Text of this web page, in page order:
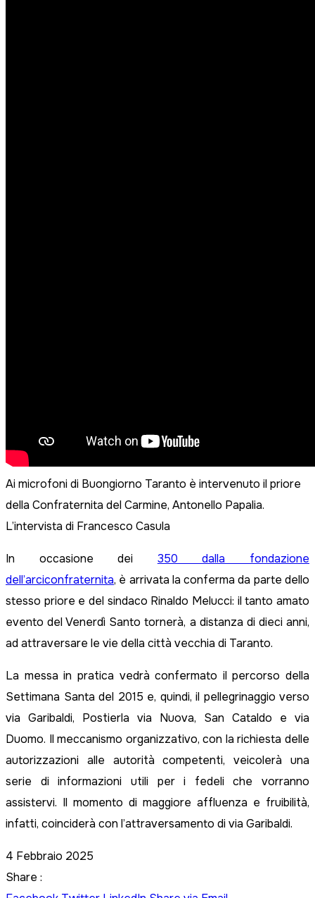
Ai microfoni di Buongiorno Taranto è intervenuto il priore
della Confraternita del Carmine, Antonello Papalia.
L’intervista di Francesco Casula
In occasione dei 350 dalla fondazione
dell’arciconfraternita, è arrivata la conferma da parte dello
stesso priore e del sindaco Rinaldo Melucci: il tanto amato
evento del Venerdì Santo tornerà, a distanza di dieci anni,
ad attraversare le vie della città vecchia di Taranto.
La messa in pratica vedrà confermato il percorso della
Settimana Santa del 2015 e, quindi, il pellegrinaggio verso
via Garibaldi, Postierla via Nuova, San Cataldo e via
Duomo. Il meccanismo organizzativo, con la richiesta delle
autorizzazioni alle autorità competenti, veicolerà una
serie di informazioni utili per i fedeli che vorranno
assistervi. Il momento di maggiore affluenza e fruibilità,
infatti, coinciderà con l’attraversamento di via Garibaldi.
4 Febbraio 2025
Share :